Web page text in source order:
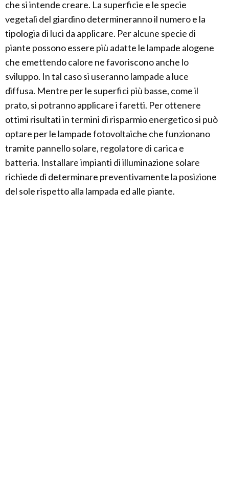
che si intende creare. La superficie e le specie
vegetali del giardino determineranno il numero e la
tipologia di luci da applicare. Per alcune specie di
piante possono essere più adatte le lampade alogene
che emettendo calore ne favoriscono anche lo
sviluppo. In tal caso si useranno lampade a luce
diffusa. Mentre per le superfici più basse, come il
prato, si potranno applicare i faretti. Per ottenere
ottimi risultati in termini di risparmio energetico si può
optare per le lampade fotovoltaiche che funzionano
tramite pannello solare, regolatore di carica e
batteria. Installare impianti di illuminazione solare
richiede di determinare preventivamente la posizione
del sole rispetto alla lampada ed alle piante.